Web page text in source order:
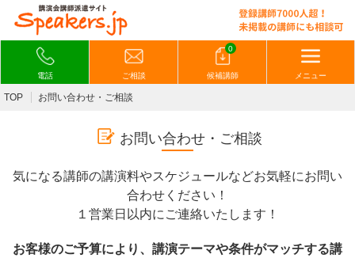
電話 ご相談
0
候補講師 メニュー
TOP お問い合わせ・ご相談
お問い合わせ・ご相談
気になる講師の講演料やスケジュールなどお気軽にお問い
合わせください！
１営業日以内にご連絡いたします！
お客様のご予算により、講演テーマや条件がマッチする講